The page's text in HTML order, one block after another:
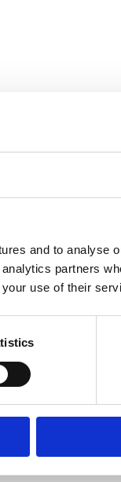
and to analyse
partners
use of their